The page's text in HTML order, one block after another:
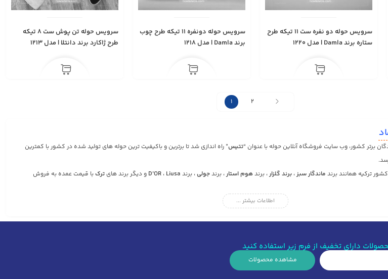
سرویس حوله دو نفره ست ۱۱ تیکه طرح
ستاره برند Damla | مدل 1220
سرویس حوله دونفره ۱۱ تیکه طرح چوب
برند Damla | مدل 1218
سرویس حوله تن پوش ست ۸ تیکه
طرح ژاکارد برند دانتلا | مدل 1213
1 2
برتر کشور، وب سایت فروشگاه آنلاین حوله با عنوان “تتیس” راه اندازی شد تا برترین و باکیفیت ترین حوله های تولید شده در کشور با کمترین
ترکیه همانند برند ماندگار سبز، برند گلزار، برندهوم استار، برندجولی ، برند D’OR ، Liusa و دیگر برند های ترک با قیمت عمده به فروش
و کیفیت کالا بوده و در صورت هر گونه مشکل مرجوعی کالا پذیرفته می شود.
در خانه مورد استفاده قرار می گیرد. استفاده زیاد از حوله سبب شده تا امروزه شاهد وجود انواع مختلف حوله در بازار باشیم. هر یک از
ابزاری است که انسان را در بر میگیرد. به بیانی بهتر ابزاری است که انسان آن را به دور خود می پیچد. حوله را میتوان در دسته‌بندی وسایل
کردن صورت و بدن استفاده می شود.
اطلاعات بیشتر ...
دارای تخفیف از فرم زیر استفاده کنید
مشاهده محصولات